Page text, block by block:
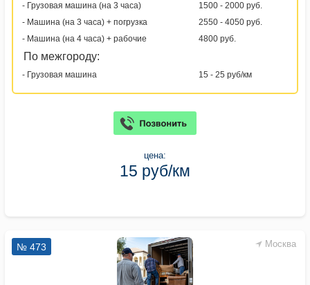
- Грузовая машина (на 3 часа)
1500 - 2000 руб.
- Машина (на 3 часа) + погрузка
2550 - 4050 руб.
- Машина (на 4 часа) + рабочие
4800 руб.
По межгороду:
- Грузовая машина 15 - 25 руб/км
цена:
15 руб/км
Москва
№ 473